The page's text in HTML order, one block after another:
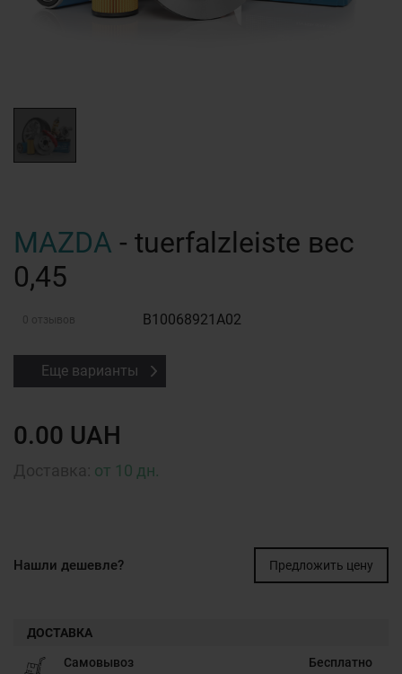
MAZDA - tuerfalzleiste вес
0,45
0 отзывов B10068921A02
Еще варианты
0.00 UAH
от 10 дн.
Нашли дешевле? Предложить цену
ДОСТАВКА
Самовывоз Бесплатно